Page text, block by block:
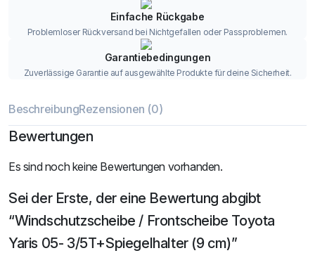
Einfache Rückgabe
Problemloser Rückversand bei Nichtgefallen oder Passproblemen.
Garantiebedingungen
Zuverlässige Garantie auf ausgewählte Produkte für deine Sicherheit.
BeschreibungRezensionen (0)
Bewertungen
Es sind noch keine Bewertungen vorhanden.
Sei der Erste, der eine Bewertung abgibt
“Windschutzscheibe / Frontscheibe Toyota
Yaris 05- 3/5T+Spiegelhalter (9 cm)”